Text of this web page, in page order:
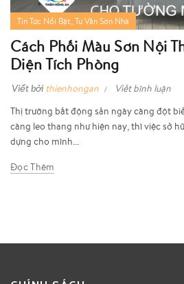
Tin Tức Nổi Bật, Tư Vấn Sơn Nhà
Cách Phối Màu Sơn Nội
Diện Tích Phòng
Viết bởi thienhongan
Viết bình luận
Thị trường bất động sản ngày càng đột
càng leo thang như hiện nay, thì việc sở
dựng cho mình...
Đọc Thêm